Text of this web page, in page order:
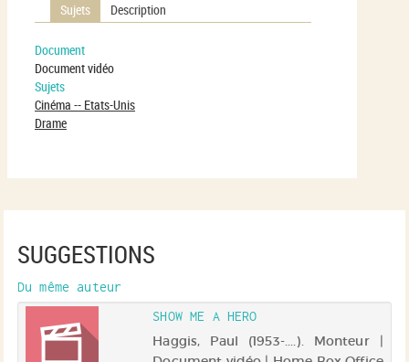
Sujets Description
Document
Document vidéo
Sujets
Cinéma -- Etats-Unis
Drame
SUGGESTIONS
Du même auteur
SHOW ME A HERO
Haggis, Paul (1953-....). Monteur |